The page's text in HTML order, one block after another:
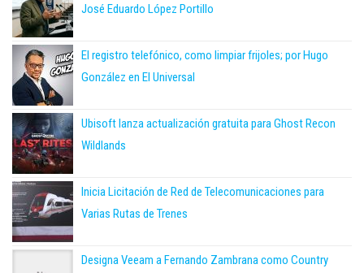
José Eduardo López Portillo
El registro telefónico, como limpiar frijoles; por Hugo
González en El Universal
Ubisoft lanza actualización gratuita para Ghost Recon
Wildlands
Inicia Licitación de Red de Telecomunicaciones para
Varias Rutas de Trenes
Designa Veeam a Fernando Zambrana como Country